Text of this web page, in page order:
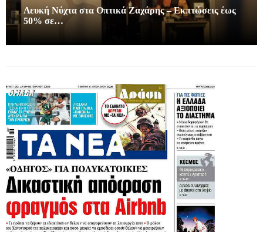
Λευκή Νύχτα στα Οπτικά Ζαχάρης – Εκπτώσεις έως
50% σε…